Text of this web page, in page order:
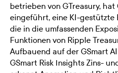
betrieben von GTreasury, hat
eingeführt, eine KI-gestützte
die in die umfassenden
Funktionen von Ripple
Aufbauend auf der GSmart
GSmart Risk Insights Zins-